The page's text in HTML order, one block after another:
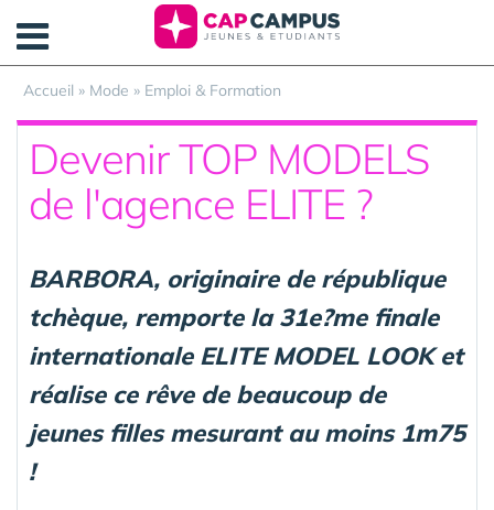
Accueil » Mode » Emploi & Formation
Devenir TOP MODELS
de l'agence ELITE ?
BARBORA, originaire de république
tchèque, remporte la 31e?me finale
internationale ELITE MODEL LOOK et
réalise ce rêve de beaucoup de
jeunes filles mesurant au moins 1m75
!
Panneau de gestion des cookies